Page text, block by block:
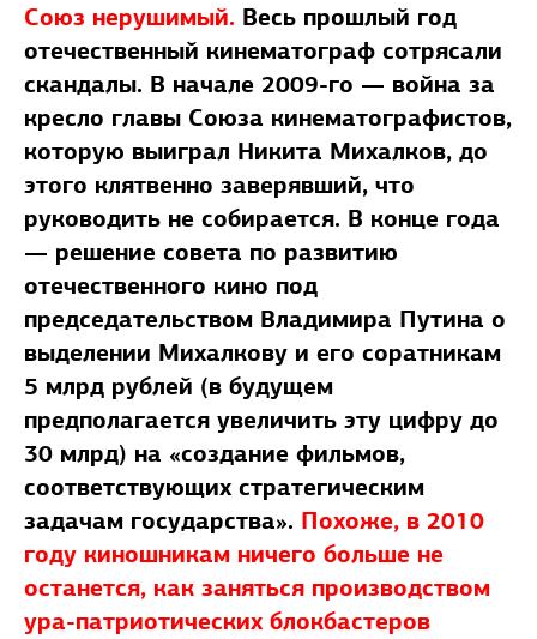
Союз нерушимый. Весь прошлый год
отечественный кинематограф сотрясали
скандалы. В начале 2009-го — война за
кресло главы Союза кинематографистов,
которую выиграл Никита Михалков, до
этого клятвенно заверявший, что
руководить не собирается. В конце года
— решение совета по развитию
отечественного кино под
председательством Владимира Путина о
выделении Михалкову и его соратникам
5 млрд рублей (в будущем
предполагается увеличить эту цифру до
30 млрд) на «создание фильмов,
соответствующих стратегическим
задачам государства». Похоже, в 2010
году киношникам ничего больше не
останется, как заняться производством
ура-патриотических блокбастеров